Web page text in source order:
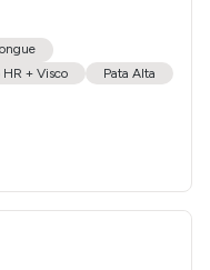
+ Visco Pata Alta